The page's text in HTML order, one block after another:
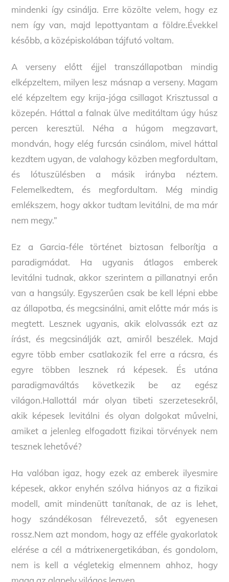
mindenki így csinálja. Erre közölte velem, hogy ez
nem így van, majd lepottyantam a földre.Évekkel
később, a középiskolában tájfutó voltam.
A verseny előtt éjjel transzállapotban mindig
elképzeltem, milyen lesz másnap a verseny. Magam
elé képzeltem egy krija-jóga csillagot Krisztussal a
közepén. Háttal a falnak ülve meditáltam úgy húsz
percen keresztül. Néha a húgom megzavart,
mondván, hogy elég furcsán csinálom, mivel háttal
kezdtem ugyan, de valahogy közben megfordultam,
és lótuszülésben a másik irányba néztem.
Felemelkedtem, és megfordultam. Még mindig
emlékszem, hogy akkor tudtam levitálni, de ma már
nem megy.”
Ez a Garcia-féle történet biztosan felborítja a
paradigmádat. Ha ugyanis átlagos emberek
levitálni tudnak, akkor szerintem a pillanatnyi erőn
van a hangsúly. Egyszerűen csak be kell lépni ebbe
az állapotba, és megcsinálni, amit előtte már más is
megtett. Lesznek ugyanis, akik elolvassák ezt az
írást, és megcsinálják azt, amiről beszélek. Majd
egyre több ember csatlakozik fel erre a rácsra, és
egyre többen lesznek rá képesek. És utána
paradigmaváltás következik be az egész
világon.Hallottál már olyan tibeti szerzetesekről,
akik képesek levitálni és olyan dolgokat művelni,
amiket a jelenleg elfogadott fizikai törvények nem
tesznek lehetővé?
Ha valóban igaz, hogy ezek az emberek ilyesmire
képesek, akkor enyhén szólva hiányos az a fizikai
modell, amit mindenütt tanítanak, de az is lehet,
hogy szándékosan félrevezető, sőt egyenesen
rossz.Nem azt mondom, hogy az efféle gyakorlatok
elérése a cél a mátrixenergetikában, és gondolom,
nem is kell a végletekig elmennem ahhoz, hogy